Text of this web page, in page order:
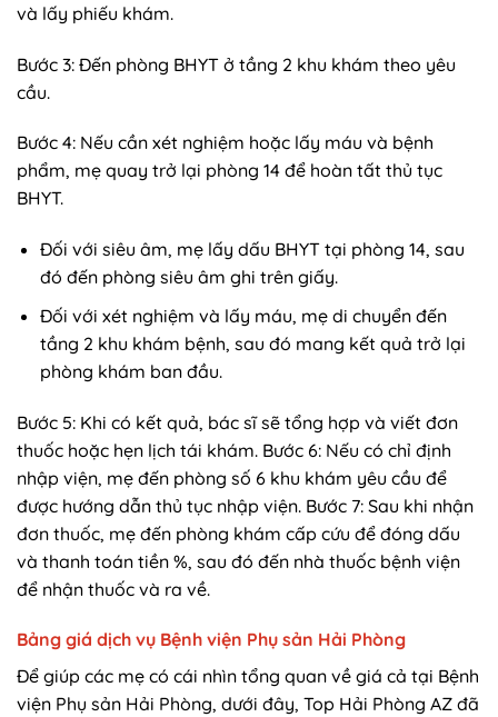
và lấy phiếu khám.
Bước 3: Đến phòng BHYT ở tầng 2 khu khám theo yêu
cầu.
Bước 4: Nếu cần xét nghiệm hoặc lấy máu và bệnh
phẩm, mẹ quay trở lại phòng 14 để hoàn tất thủ tục
BHYT.
Đối với siêu âm, mẹ lấy dấu BHYT tại phòng 14, sau
đó đến phòng siêu âm ghi trên giấy.
Đối với xét nghiệm và lấy máu, mẹ di chuyển đến
tầng 2 khu khám bệnh, sau đó mang kết quả trở lại
phòng khám ban đầu.
Bước 5: Khi có kết quả, bác sĩ sẽ tổng hợp và viết đơn
thuốc hoặc hẹn lịch tái khám. Bước 6: Nếu có chỉ định
nhập viện, mẹ đến phòng số 6 khu khám yêu cầu để
được hướng dẫn thủ tục nhập viện. Bước 7: Sau khi nhận
đơn thuốc, mẹ đến phòng khám cấp cứu để đóng dấu
và thanh toán tiền %, sau đó đến nhà thuốc bệnh viện
để nhận thuốc và ra về.
Bảng giá dịch vụ Bệnh viện Phụ sản Hải Phòng
Để giúp các mẹ có cái nhìn tổng quan về giá cả tại Bệnh
viện Phụ sản Hải Phòng, dưới đây, Top Hải Phòng AZ đã